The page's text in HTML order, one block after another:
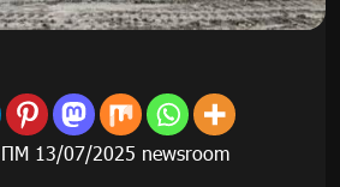
13/07/2025 newsroom